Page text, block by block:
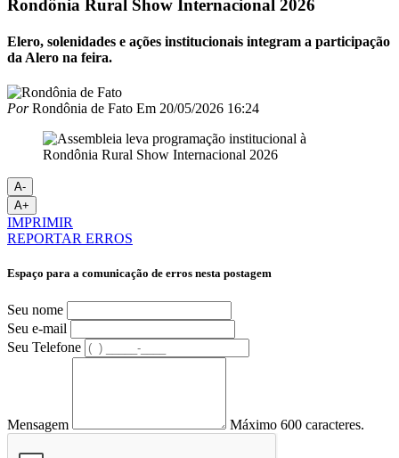
Rondônia Rural Show Internacional 2026
Elero, solenidades e ações institucionais integram a participação
da Alero na feira.
PorRondônia de Fato Em 20/05/2026 16:24
A-
A+
IMPRIMIR
REPORTAR ERROS
Espaço para a comunicação de erros nesta postagem
Seu nome
Seu e-mail
Seu Telefone
Mensagem Máximo 600 caracteres.